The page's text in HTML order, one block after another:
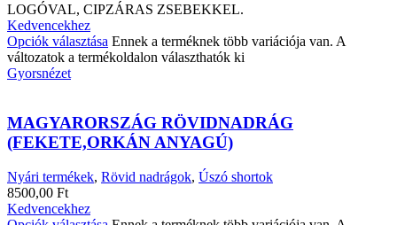
LOGÓVAL, CIPZÁRAS ZSEBEKKEL.
Kedvencekhez
Opciók választása Ennek a terméknek több variációja van. A
változatok a termékoldalon választhatók ki
Gyorsnézet
MAGYARORSZÁG RÖVIDNADRÁG
(FEKETE,ORKÁN ANYAGÚ)
Nyári termékek, Rövid nadrágok, Úszó shortok
8500,00 Ft
Kedvencekhez